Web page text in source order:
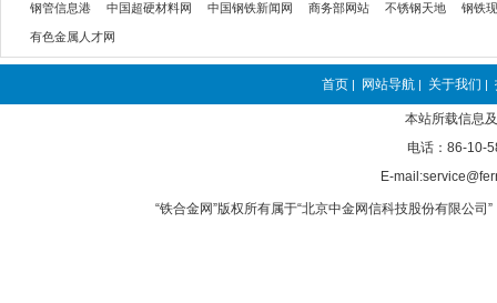
钢管信息港 中国超硬材料网 中国钢铁新闻网 商务部网站 不锈钢天地 钢铁
有色金属人才网
首页 | 网站导航 | 关于我们 |
本站所载信息
电话：86-10-
E-
“铁合金网”版权所有属于“北京中金网信科技股份有限公司